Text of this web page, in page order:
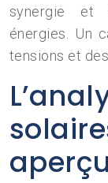
synergie et
énergies. Un
tensions et
aperçu